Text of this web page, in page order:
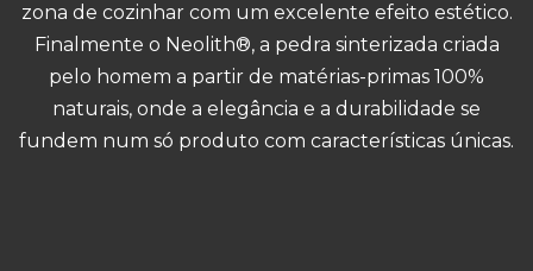
zona de cozinhar com um excelente efeito estético.
Finalmente o Neolith®, a pedra sinterizada criada
pelo homem a partir de matérias-primas 100%
naturais, onde a elegância e a durabilidade se
fundem num só produto com características únicas.